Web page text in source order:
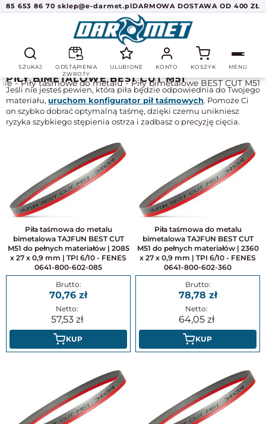
85 653 86 70 sklep@e-darmet.plDARMOWA DOSTAWA OD 400 ZŁ
SZUKAJ
ODSTĄPIENIA
ZWROTY
ULUBIONE KONTO KOSZYK MENU
Piły taśmowe do metalu Piły bimetalowe BEST CUT M51
PIŁY BIMETALOWE BEST CUT M51
Jeśli nie jesteś pewien, która piła będzie odpowiednia do Twojego
materiału, uruchom konfigurator pił taśmowych. Pomoże Ci
on szybko dobrać optymalną taśmę, dzięki czemu unikniesz
ryzyka szybkiego stępienia ostrza i zadbasz o precyzję cięcia.
Piła taśmowa do metalu
bimetalowa TAJFUN BEST CUT
M51 do pełnych materiałów | 2085
x 27 x 0,9 mm | TPI 6/10 - FENES
0641-800-602-085
70,76
57,53
KUP
Piła taśmowa do metalu
bimetalowa TAJFUN BEST CUT
M51 do pełnych materiałów | 2360
x 27 x 0,9 mm | TPI 6/10 - FENES
0641-800-602-360
78,78
64,05
KUP